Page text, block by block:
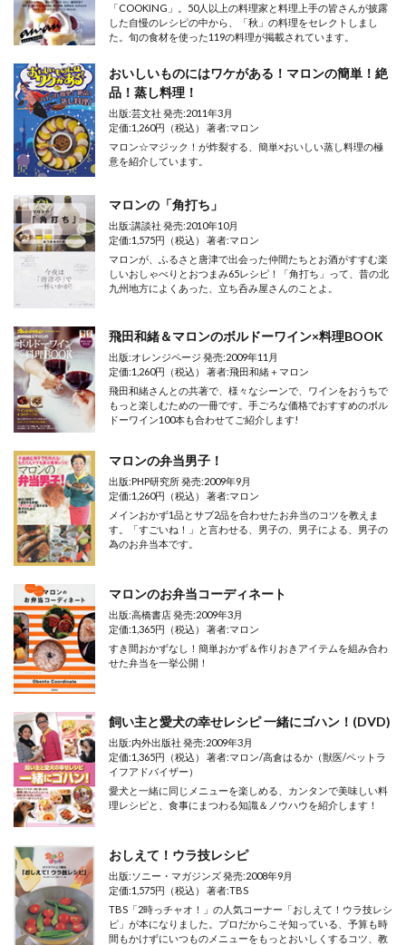
「COOKING」。50人以上の料理家と料理上手の皆さんが披露
した自慢のレシピの中から、「秋」の料理をセレクトしまし
た。旬の食材を使った119の料理が掲載されています。
おいしいものにはワケがある！マロンの簡単！絶
品！蒸し料理！
出版:芸文社 発売:2011年3月
定価:1,260円（税込） 著者:マロン
マロン☆マジック！が炸裂する、簡単×おいしい蒸し料理の極
意を紹介しています。
マロンの「角打ち」
出版:講談社 発売:2010年10月
定価:1,575円（税込） 著者:マロン
マロンが、ふるさと唐津で出会った仲間たちとお酒がすすむ楽
しいおしゃべりとおつまみ65レシピ！「角打ち」って、昔の北
九州地方によくあった、立ち呑み屋さんのことよ。
飛田和緒＆マロンのボルドーワイン×料理BOOK
出版:オレンジページ 発売:2009年11月
定価:1,260円（税込） 著者:飛田和緒＋マロン
飛田和緒さんとの共著で、様々なシーンで、ワインをおうちで
もっと楽しむための一冊です。手ごろな価格でおすすめのボル
ドーワイン100本も合わせてご紹介します!
マロンの弁当男子！
出版:PHP研究所 発売:2009年9月
定価:1,260円（税込） 著者:マロン
メインおかず1品とサブ2品を合わせたお弁当のコツを教えま
す。「すごいね！」と言わせる、男子の、男子による、男子の
為のお弁当本です。
マロンのお弁当コーディネート
出版:高橋書店 発売:2009年3月
定価:1,365円（税込） 著者:マロン
すき間おかずなし！簡単おかず＆作りおきアイテムを組み合わ
せた弁当を一挙公開！
飼い主と愛犬の幸せレシピ 一緒にゴハン！(DVD)
出版:内外出版社 発売:2009年3月
定価:1,365円（税込） 著者:マロン/高倉はるか（獣医/ペットラ
イフアドバイザー）
愛犬と一緒に同じメニューを楽しめる、カンタンで美味しい料
理レシピと、食事にまつわる知識＆ノウハウを紹介します！
おしえて！ウラ技レシピ
出版:ソニー・マガジンズ 発売:2008年9月
定価:1,575円（税込） 著者:TBS
TBS「2時っチャオ！」の人気コーナー「おしえて！ウラ技レシ
ピ」が本になりました。プロだからこそ知っている、予算も時
間もかけずにいつものメニューをもっとおいしくするコツ、教